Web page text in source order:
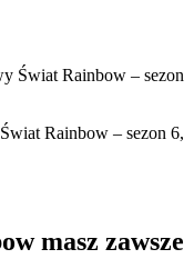
Rainbow – sezon 6,
masz zawsze